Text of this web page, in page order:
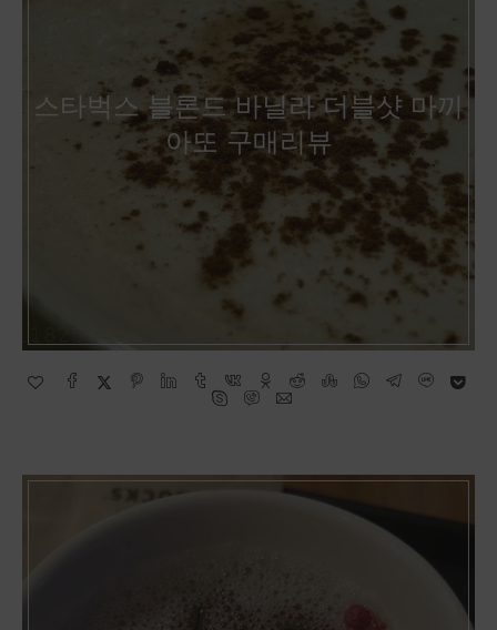
스타벅스 블론드 바닐라 더블샷 마끼
아또 구매리뷰